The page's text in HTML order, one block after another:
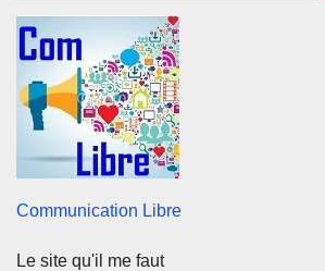
Communication Libre
Le site qu'il me faut